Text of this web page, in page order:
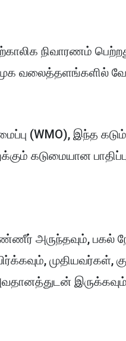
நிவாரணம்
வலைத்தளங்களில்
(WMO), இந்த
கடுமையான
அருந்தவும், பகல்
முதியவர்கள்,